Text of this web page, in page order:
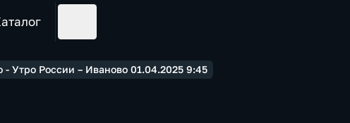
Утро России – Иваново 01.04.2025 9:45